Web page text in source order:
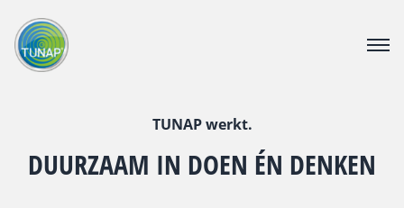
DOWNLOAD CENTER
CATALOGUS
TUNAP werkt.
DUURZAAM IN DOEN ÉN DENKEN